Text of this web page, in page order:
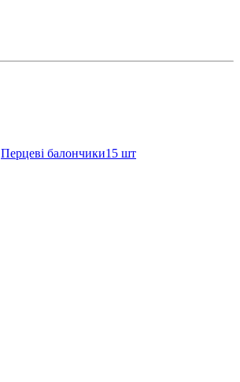
Перцеві балончики15 шт